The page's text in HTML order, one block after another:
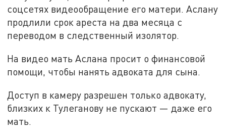
соцсетях видеообращение его матери. Аслану
продлили срок ареста на два месяца с
переводом в следственный изолятор.
На видео мать Аслана просит о финансовой
помощи, чтобы нанять адвоката для сына.
Доступ в камеру разрешен только адвокату,
близких к Тулеганову не пускают — даже его
мать.